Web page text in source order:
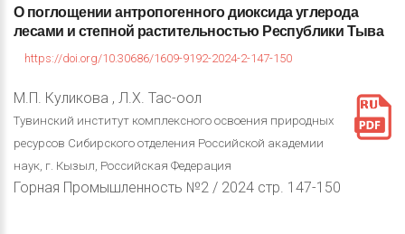
Опоглощенииантропогенногодиоксидауглерода
лесами истепной растительностью РеспубликиТыва
https://doi.org/10.30686/1609-9192-2024-2-147-150
М.П. Куликова , Л.Х. Тас-оол
Тувинский институт комплексного освоения природных
ресурсов Сибирского отделения Российской академии
наук, г. Кызыл, Российская Федерация
Горная Промышленность №2 / 2024 стр. 147-150